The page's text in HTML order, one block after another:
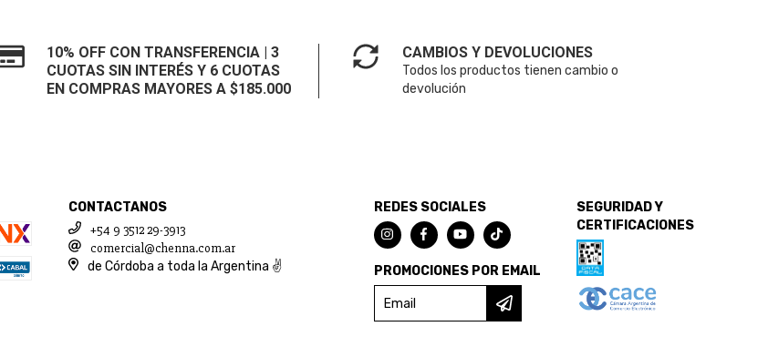
10% OFF CON TRANSFERENCIA | 3
CUOTAS SIN INTERÉS Y 6 CUOTAS
EN COMPRAS MAYORES A $185.000
CAMBIOS Y DEVOLUCIONES
Todos los productos tienen cambio o
devolución
CONTACTANOS
+54 9 3512 29-3913
comercial@chenna.com.ar
de Córdoba a toda la Argentina ✌
REDES SOCIALES
PROMOCIONES POR EMAIL
SEGURIDAD Y
CERTIFICACIONES